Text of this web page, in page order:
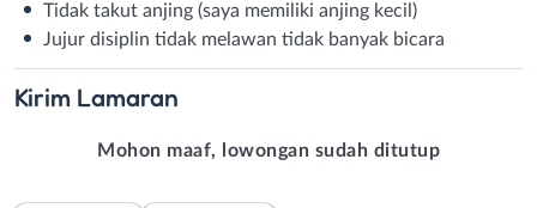
Tidak takut anjing (saya memiliki anjing kecil)
Jujur disiplin tidak melawan tidak banyak bicara
Kirim Lamaran
Mohon maaf, lowongan sudah ditutup